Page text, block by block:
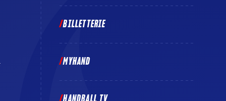
BILLETTERIE
MYHAND